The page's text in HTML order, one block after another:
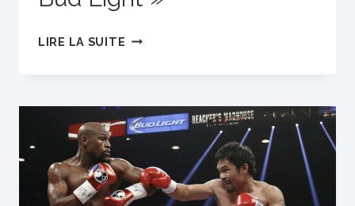
LIRE LA SUITE DANA
L’ACCORD
DE
AVEC
«